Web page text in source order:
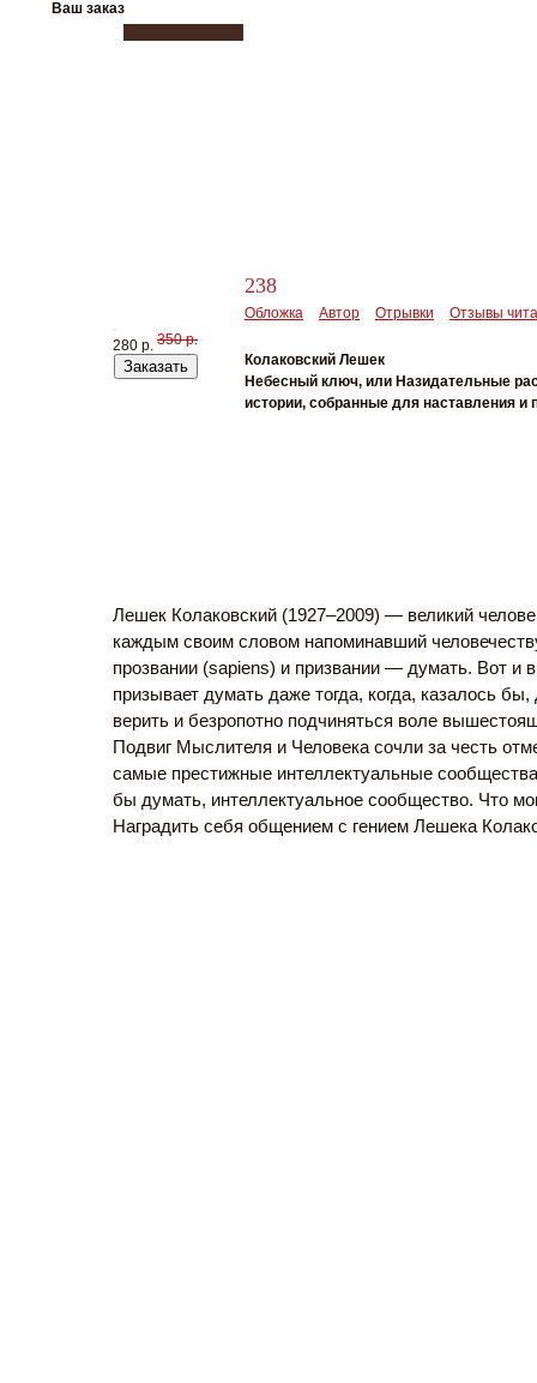
Ваш заказ
280 р. 350 р.
Заказать
238
Обложка Автор Отрывки Отзывы
Колаковский Лешек
Небесный ключ, или Назидательные
истории, собранные для наставления и
Лешек Колаковский (1927–2009) — великий
каждым своим словом напоминавший
прозвании (sapiens) и призвании — думать. Вот и
призывает думать даже тогда, когда, казалось
верить и безропотно подчиняться воле
Подвиг Мыслителя и Человека сочли за честь
самые престижные интеллектуальные
бы думать, интеллектуальное сообщество. Что
Наградить себя общением с гением Лешека